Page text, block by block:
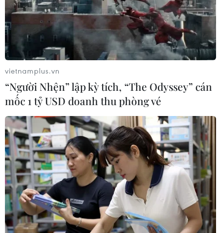
vietnamplus.vn
“Người Nhện” lập kỳ tích, “The Odyssey” cán
mốc 1 tỷ USD doanh thu phòng vé